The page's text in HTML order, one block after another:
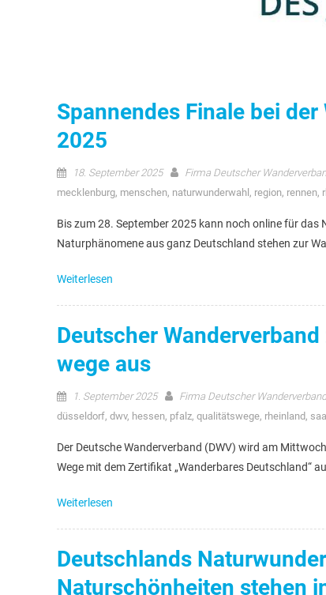
Spannendes Finale bei
2025
18. September 2025 Firma Deutscher
mecklenburg, menschen, naturwunderwahl, region, rennen,
Bis zum 28. September 2025 kann noch online für
Naturphänomene aus ganz Deutschland stehen zur
Weiterlesen
Deutscher
wege aus
1. September 2025 Firma Deutscher Wanderverband
düsseldorf, dwv, hessen, pfalz, qualitätswege, rheinland,
Der Deutsche Wanderverband (DWV) wird am
Wege mit dem Zertifikat „Wanderbares Deutschland“
Weiterlesen
Deutschlands
Naturschönheiten stehen